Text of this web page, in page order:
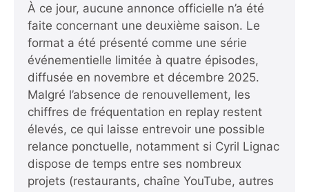
À ce jour, aucune annonce officielle n’a été
faite concernant une deuxième saison. Le
format a été présenté comme une série
événementielle limitée à quatre épisodes,
diffusée en novembre et décembre 2025.
Malgré l’absence de renouvellement, les
chiffres de fréquentation en replay restent
élevés, ce qui laisse entrevoir une possible
relance ponctuelle, notamment si Cyril Lignac
dispose de temps entre ses nombreux
projets (restaurants, chaîne YouTube, autres